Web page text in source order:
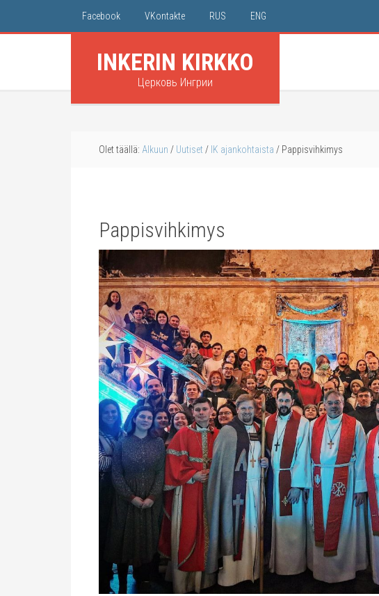
Facebook VKontakte RUS ENG
INKERIN KIRKKO
Церковь Ингрии
Olet täällä: Alkuun / Uutiset / IK ajankohtaista / Pappisvihkimys
Pappisvihkimys